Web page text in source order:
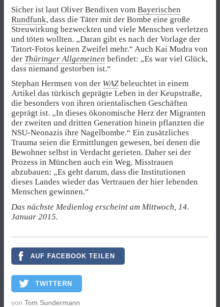
Sicher ist laut Oliver Bendixen vom Bayerischen
Rundfunk, dass die Täter mit der Bombe eine große
Streuwirkung bezweckten und viele Menschen verletzen
und töten wollten. „Daran gibt es nach der Vorlage der
Tatort-Fotos keinen Zweifel mehr.“ Auch Kai Mudra von
der Thüringer Allgemeinen befindet: „Es war viel Glück,
dass niemand gestorben ist.“
Stephan Hermsen von der WAZbeleuchtet in einem
Artikel das türkisch geprägte Leben in der Keupstraße,
die besonders von ihren orientalischen Geschäften
geprägt ist. „In dieses ökonomische Herz der Migranten
der zweiten und dritten Generation hinein pflanzten die
NSU-Neonazis ihre Nagelbombe.“ Ein zusätzliches
Trauma seien die Ermittlungen gewesen, bei denen die
Bewohner selbst in Verdacht gerieten. Daher sei der
Prozess in München auch ein Weg, Misstrauen
abzubauen: „Es geht darum, dass die Institutionen
dieses Landes wieder das Vertrauen der hier lebenden
Menschen gewinnen.“
Das nächste Medienlog erscheint am Mittwoch, 14.
Januar 2015.
AUF FACEBOOK TEILEN
TWITTERN
von Tom Sundermann